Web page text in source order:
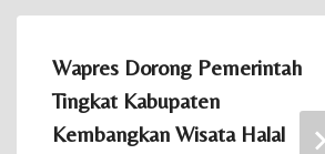
Wapres Dorong Pemerintah
Tingkat Kabupaten
Kembangkan Wisata Halal